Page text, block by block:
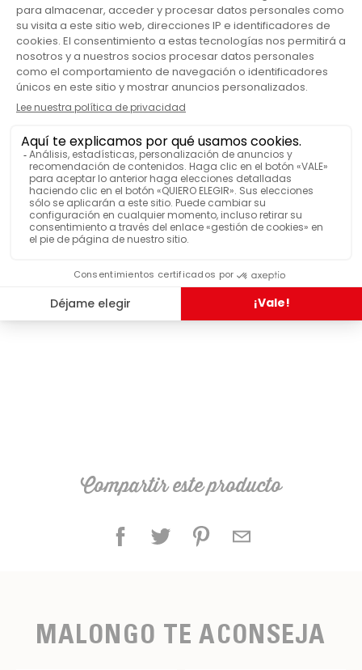
ESTILO Japonés
SE PUEDE LAVAR EN LAVAVAJILLAS
VER MÁS FUNCIONES
LO HAN PROBADO Y LES HA
GUSTADO
Set de tetera individual Yoyo negro
Compartir este producto
MALONGO TE ACONSEJA